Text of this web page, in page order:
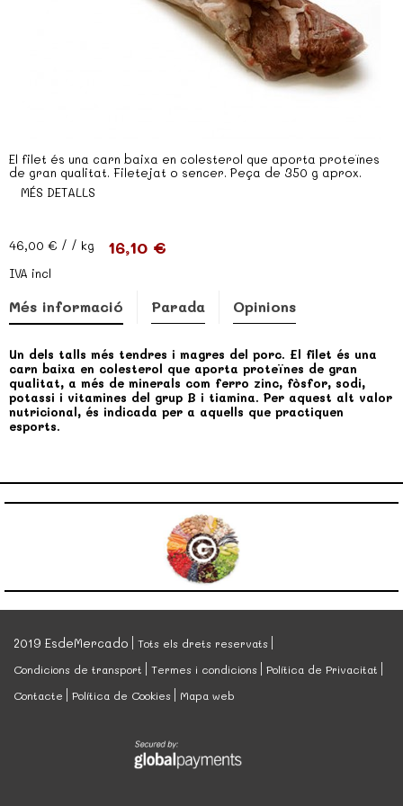
El filet és una carn baixa en colesterol que aporta proteïnes
de gran qualitat. Filetejat o sencer. Peça de 350 g aprox.
MÉS DETALLS
46,00 € / / kg 16,10 €
IVA incl
Més informació Parada Opinions
Un dels talls més tendres i magres del porc. El filet és una
carn baixa en colesterol que aporta proteïnes de gran
qualitat, a més de minerals com ferro zinc, fòsfor, sodi,
potassi i vitamines del grup B i tiamina. Per aquest alt valor
nutricional, és indicada per a aquells que practiquen
esports.
2019 EsdeMercado
Tots els drets reservats
Condicions de transport
Termes i condicions
Política de Privacitat
Contacte
Política de Cookies Mapa web